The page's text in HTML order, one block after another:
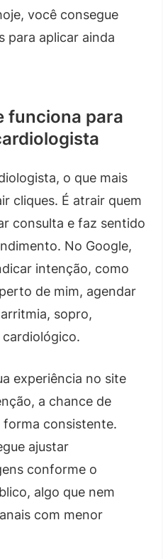
você consegue
para aplicar ainda
funciona para
o que mais
cliques. É atrair quem
consulta e faz sentido
No Google,
intenção, como
de mim, agendar
sopro,
experiência no site
a chance de
forma consistente.
ajustar
conforme o
algo que nem
com menor